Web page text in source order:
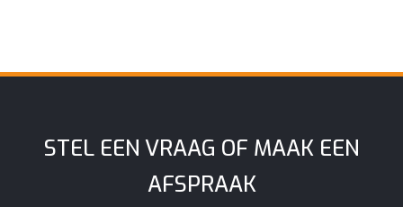
STEL EEN VRAAG OF MAAK EEN
AFSPRAAK